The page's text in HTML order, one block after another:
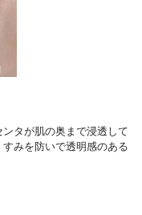
タが肌の奥まで浸透して
みを防いで透明感のある